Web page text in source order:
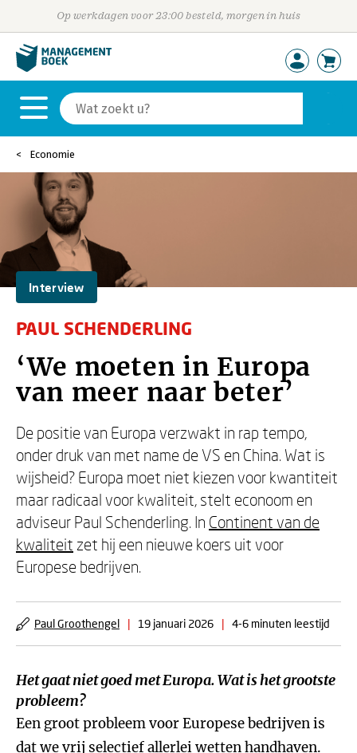
Op werkdagen voor 23:00 besteld, morgen in huis
Economie
Interview
PAUL SCHENDERLING
‘We moeten in Europa
van meer naar beter’
De positie van Europa verzwakt in rap tempo,
onder druk van met name de VS en China. Wat is
wijsheid? Europa moet niet kiezen voor kwantiteit
maar radicaal voor kwaliteit, stelt econoom en
adviseur Paul Schenderling. In Continent van de
kwaliteit zet hij een nieuwe koers uit voor
Europese bedrijven.
Paul Groothengel | 19 januari 2026 | 4-6 minuten leestijd
Het gaat niet goed met Europa. Wat is het grootste
probleem?
Een groot probleem voor Europese bedrijven is
dat we vrij selectief allerlei wetten handhaven.